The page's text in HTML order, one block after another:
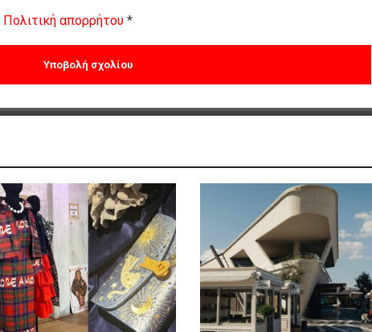
Πολιτική απορρήτου *